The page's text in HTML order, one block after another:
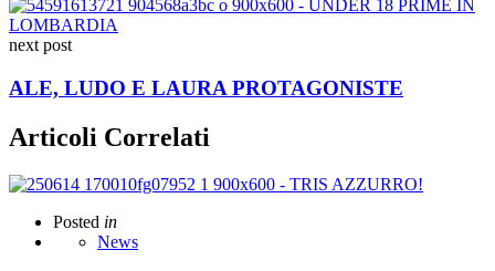
next post
ALE, LUDO E LAURA PROTAGONISTE
Articoli Correlati
Posted in
News